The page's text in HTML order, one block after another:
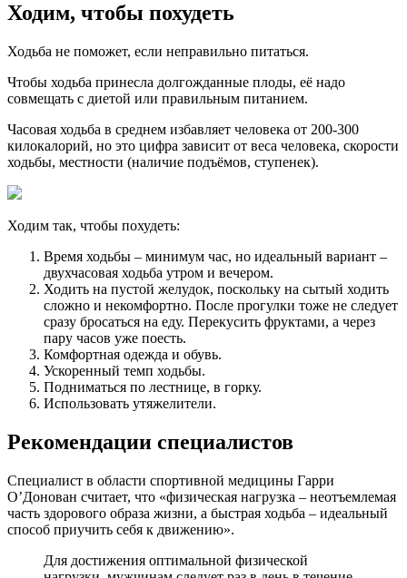
Ходим, чтобы похудеть
Ходьба не поможет, если неправильно питаться.
Чтобы ходьба принесла долгожданные плоды, её надо
совмещать с диетой или правильным питанием.
Часовая ходьба в среднем избавляет человека от 200-300
килокалорий, но это цифра зависит от веса человека, скорости
ходьбы, местности (наличие подъёмов, ступенек).
Ходим так, чтобы похудеть:
Время ходьбы – минимум час, но идеальный вариант –
двухчасовая ходьба утром и вечером.
Ходить на пустой желудок, поскольку на сытый ходить
сложно и некомфортно. После прогулки тоже не следует
сразу бросаться на еду. Перекусить фруктами, а через
пару часов уже поесть.
Комфортная одежда и обувь.
Ускоренный темп ходьбы.
Подниматься по лестнице, в горку.
Использовать утяжелители.
Рекомендации специалистов
Специалист в области спортивной медицины Гарри
О’Донован считает, что «физическая нагрузка – неотъемлемая
часть здорового образа жизни, а быстрая ходьба – идеальный
способ приучить себя к движению».
Для достижения оптимальной физической